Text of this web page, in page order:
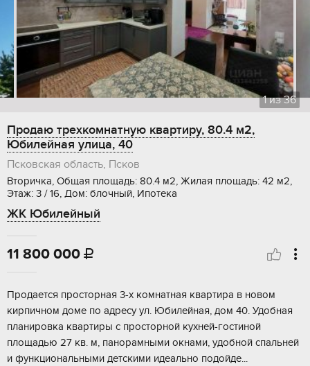
1из36
Продаю трехкомнатную квартиру, 80.4 м2,
Юбилейная улица, 40
Псковская область, Псков
Вторичка, Общая площадь: 80.4 м2, Жилая площадь: 42 м2,
Этаж: 3 / 16, Дом: блочный, Ипотека
ЖК Юбилейный
11 800 000 
Продается просторная 3-х комнатная квартира в новом
кирпичном доме по адресу ул. Юбилейная, дом 40. Удобная
планировка квартиры с просторной кухней-гостиной
площадью 27 кв. м, панорамными окнами, удобной спальней
и функциональными детскими идеально подойде...